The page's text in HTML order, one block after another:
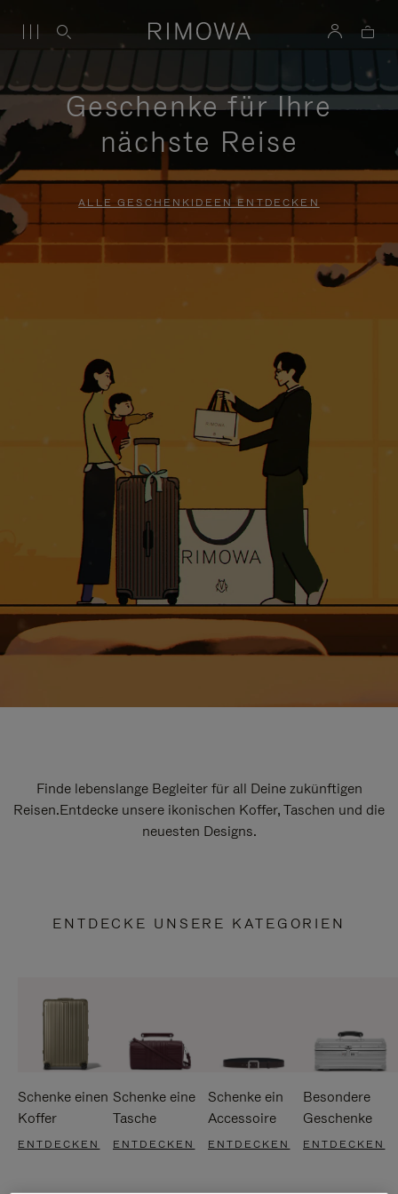
Geschenke für Ihre
nächste Reise
ALLE GESCHENKIDEEN ENTDECKEN
Finde lebenslange Begleiter für all Deine zukünftigen
Reisen.Entdecke unsere ikonischen Koffer, Taschen und die
neuesten Designs.
ENTDECKE UNSERE KATEGORIEN
Schenke einen
Koffer
ENTDECKEN
Schenke eine
Tasche
ENTDECKEN
Schenke ein
Accessoire
ENTDECKEN
Besondere
Geschenke
ENTDECKEN